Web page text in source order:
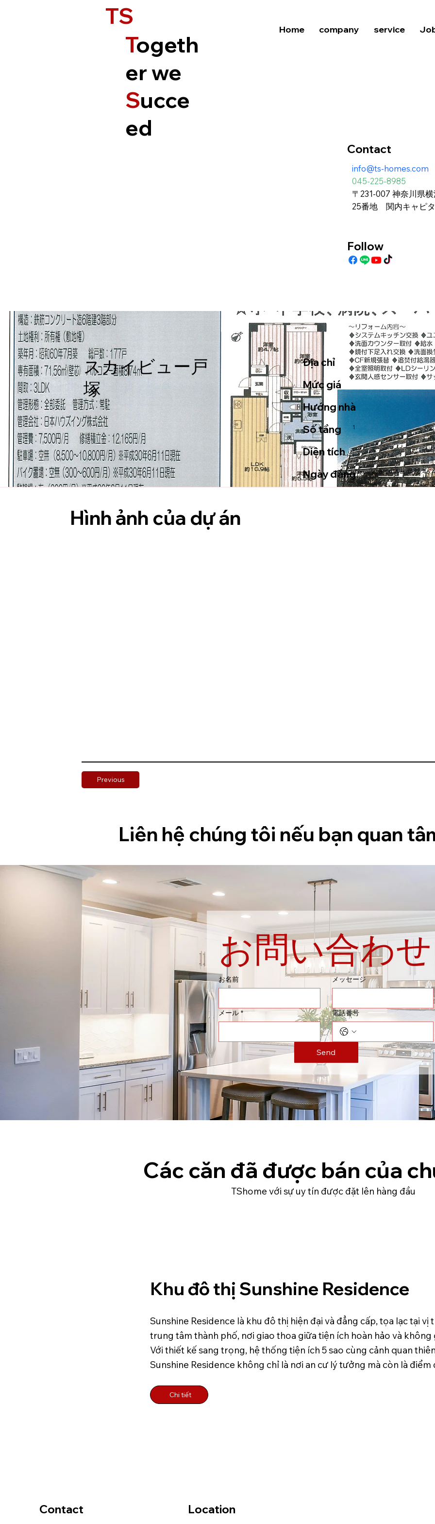
Home company service
TS
Togeth
er we
Succe
ed
スカイビュー戸
塚
Địa chỉ
Mức giá
Hướng nhà
Số tầng
1
Diện tích
Ngày đăngJanuary 28, 2025 at 11:30:46
Hình ảnh của dự án
Previous
Liên hệ chúng tôi nếu bạn quan
お問い合わせ
お名前 メッセージ
メール * 電話番号
Send
Các căn đã được bán của
TShome với sự uy tín được đặt lên hàng đầu
Khu đô thị Sunshine Residence
Sunshine Residence là khu đô thị hiện đại và đẳng cấp, tọa lạc tại vị
trung tâm thành phố, nơi giao thoa giữa tiện ích hoàn hảo và không
Với thiết kế sang trọng, hệ thống tiện ích 5 sao cùng cảnh quan
Sunshine Residence không chỉ là nơi an cư lý tưởng mà còn là điểm
Chi tiết
Contact Location
Contact
info@ts-homes.com
045-225-8985
〒231-007 神奈川県
25番地 関内キャピ
Follow